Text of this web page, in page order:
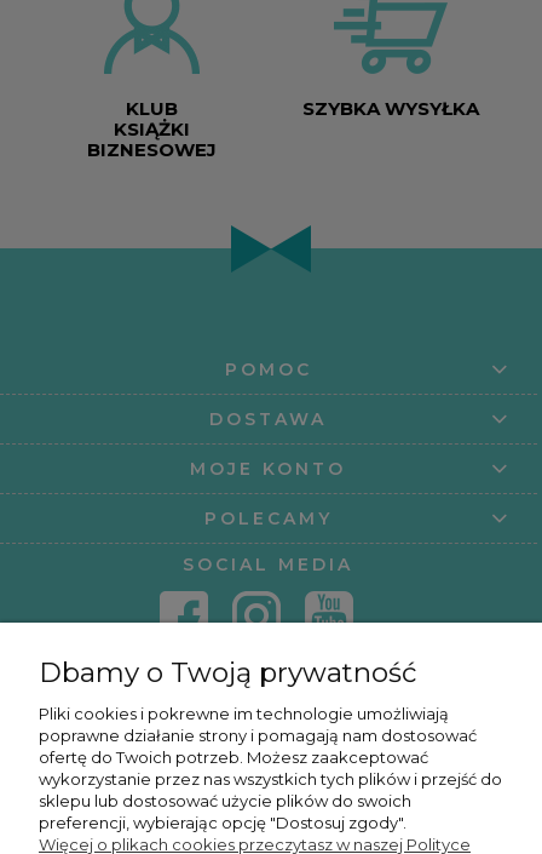
KLUB
KSIĄŻKI
BIZNESOWEJ
SZYBKA WYSYŁKA
POMOC
DOSTAWA
MOJE KONTO
POLECAMY
SOCIAL MEDIA
KURSY ONLINE
Dbamy o Twoją prywatność
Pliki cookies i pokrewne im technologie umożliwiają
poprawne działanie strony i pomagają nam dostosować
ofertę do Twoich potrzeb. Możesz zaakceptować
wykorzystanie przez nas wszystkich tych plików i przejść do
sklepu lub dostosować użycie plików do swoich
preferencji, wybierając opcję "Dostosuj zgody".
Więcej o plikach cookies przeczytasz w naszej Polityce